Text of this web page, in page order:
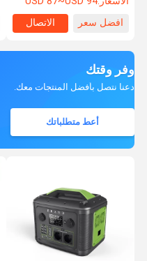
افضل سعر
الاتصال
وفر وقتك
دعنا نتصل بأفضل المنتجات معك.
أعط متطلباتك